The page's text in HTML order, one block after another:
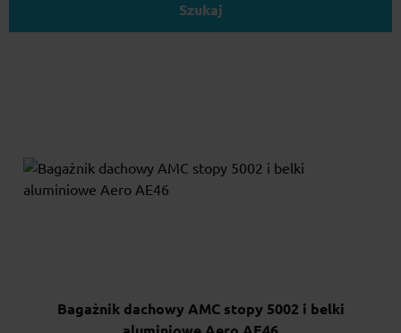
Szukaj
Bagażnik dachowy AMC stopy 5002 i belki